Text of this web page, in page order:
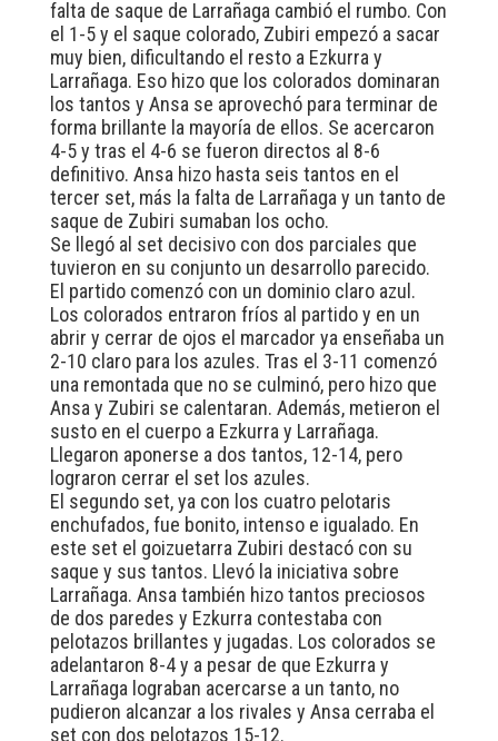
falta de saque de Larrañaga cambió el rumbo. Con
el 1-5 y el saque colorado, Zubiri empezó a sacar
muy bien, dificultando el resto a Ezkurra y
Larrañaga. Eso hizo que los colorados dominaran
los tantos y Ansa se aprovechó para terminar de
forma brillante la mayoría de ellos. Se acercaron
4-5 y tras el 4-6 se fueron directos al 8-6
definitivo. Ansa hizo hasta seis tantos en el
tercer set, más la falta de Larrañaga y un tanto de
saque de Zubiri sumaban los ocho.
Se llegó al set decisivo con dos parciales que
tuvieron en su conjunto un desarrollo parecido.
El partido comenzó con un dominio claro azul.
Los colorados entraron fríos al partido y en un
abrir y cerrar de ojos el marcador ya enseñaba un
2-10 claro para los azules. Tras el 3-11 comenzó
una remontada que no se culminó, pero hizo que
Ansa y Zubiri se calentaran. Además, metieron el
susto en el cuerpo a Ezkurra y Larrañaga.
Llegaron aponerse a dos tantos, 12-14, pero
lograron cerrar el set los azules.
El segundo set, ya con los cuatro pelotaris
enchufados, fue bonito, intenso e igualado. En
este set el goizuetarra Zubiri destacó con su
saque y sus tantos. Llevó la iniciativa sobre
Larrañaga. Ansa también hizo tantos preciosos
de dos paredes y Ezkurra contestaba con
pelotazos brillantes y jugadas. Los colorados se
adelantaron 8-4 y a pesar de que Ezkurra y
Larrañaga lograban acercarse a un tanto, no
pudieron alcanzar a los rivales y Ansa cerraba el
set con dos pelotazos 15-12.